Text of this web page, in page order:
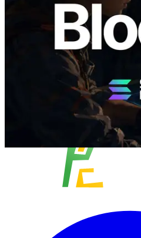
Bu makaleyi oku
Daha fazla yükle